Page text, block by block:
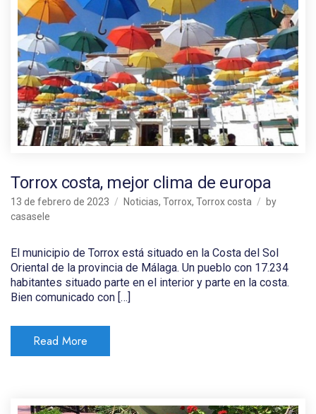
Torrox costa, mejor clima de europa
13 de febrero de 2023 Noticias, Torrox, Torrox costa
by
casasele
El municipio de Torrox está situado en la Costa del Sol
Oriental de la provincia de Málaga. Un pueblo con 17.234
habitantes situado parte en el interior y parte en la costa.
Bien comunicado con […]
Read More